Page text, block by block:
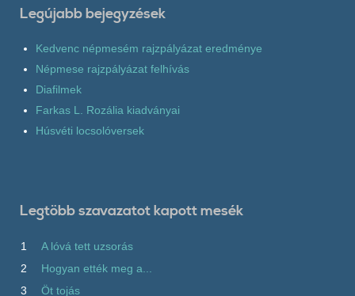
Legújabb bejegyzések
Kedvenc népmesém rajzpályázat eredménye
Népmese rajzpályázat felhívás
Diafilmek
Farkas L. Rozália kiadványai
Húsvéti locsolóversek
Legtöbb szavazatot kapott mesék
1
A lóvá tett uzsorás
2
Hogyan ették meg a...
3
Öt tojás